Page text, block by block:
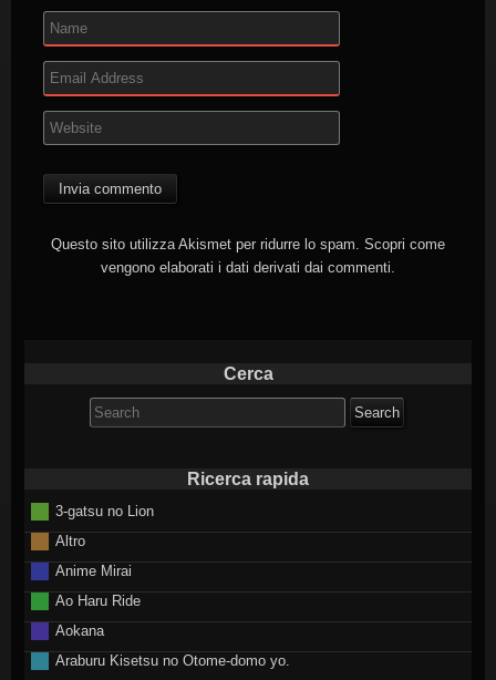
Questo sito utilizza Akismet per ridurre lo spam. Scopri come
vengono elaborati i dati derivati dai commenti
Cerca
Search
for:
Ricerca rapida
3-gatsu no Lion
Altro
Anime Mirai
Ao Haru Ride
Aokana
Araburu Kisetsu no Otome-domo yo.